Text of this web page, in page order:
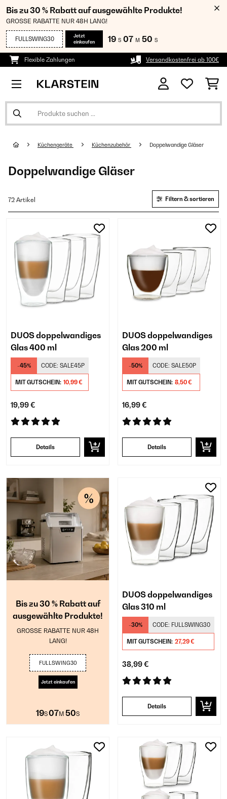
Bis zu 30 % Rabatt auf ausgewählte Produkte!
GROSSE RABATTE NUR 48H LANG!
FULLSWING30
Jetzt
einkaufen
19 S 07 M 49 S
Flexible Zahlungen Versandkostenfrei ab 100€
Küchengeräte Küchenzubehör Doppelwandige Gläser
Doppelwandige Gläser
72 Artikel Filtern & sortieren
DUOS doppelwandiges
Glas 400 ml
-45% CODE: SALE45P
MIT GUTSCHEIN: 10,99 €
19,99 €
Details
DUOS doppelwandiges
Glas 200 ml
-50% CODE: SALE50P
MIT GUTSCHEIN: 8,50 €
16,99 €
Details
Bis zu 30 % Rabatt auf
ausgewählte Produkte!
GROSSE RABATTE NUR 48H
LANG!
FULLSWING30
Jetzt einkaufen
19S07M 49S
DUOS doppelwandiges
Glas 310 ml
-30% CODE: FULLSWING30
MIT GUTSCHEIN: 27,29 €
38,99 €
Details